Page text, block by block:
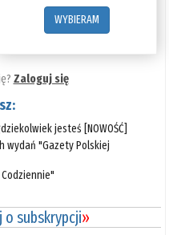
WYBIERAM
Zaloguj się
jesteś [NOWOŚĆ]
wydań "Gazety Polskiej
o subskrypcji»